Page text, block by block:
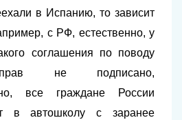
в Испанию, то зависит
с РФ, естественно, у
соглашения по поводу
не подписано,
все граждане России
в автошколу с заранее